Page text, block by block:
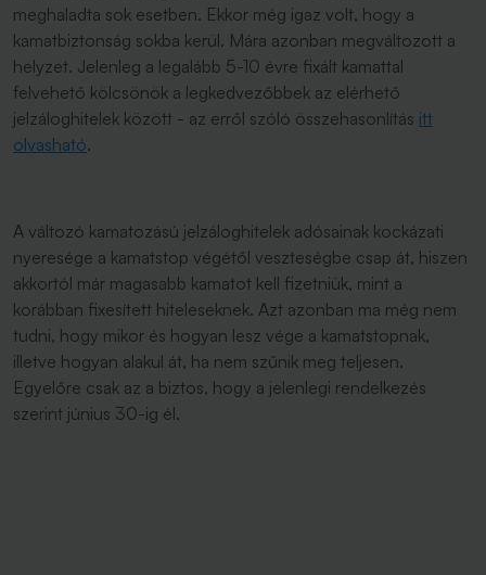
meghaladta sok esetben. Ekkor még igaz volt, hogy a
kamatbiztonság sokba kerül. Mára azonban megváltozott a
helyzet. Jelenleg a legalább 5-10 évre fixált kamattal
felvehető kölcsönök a legkedvezőbbek az elérhető
jelzáloghitelek között - az erről szóló összehasonlítás itt
olvasható.
A változó kamatozású jelzáloghitelek adósainak kockázati
nyeresége a kamatstop végétől veszteségbe csap át, hiszen
akkortól már magasabb kamatot kell fizetniük, mint a
korábban fixesített hiteleseknek. Azt azonban ma még nem
tudni, hogy mikor és hogyan lesz vége a kamatstopnak,
illetve hogyan alakul át, ha nem szűnik meg teljesen.
Egyelőre csak az a biztos, hogy a jelenlegi rendelkezés
szerint június 30-ig él.